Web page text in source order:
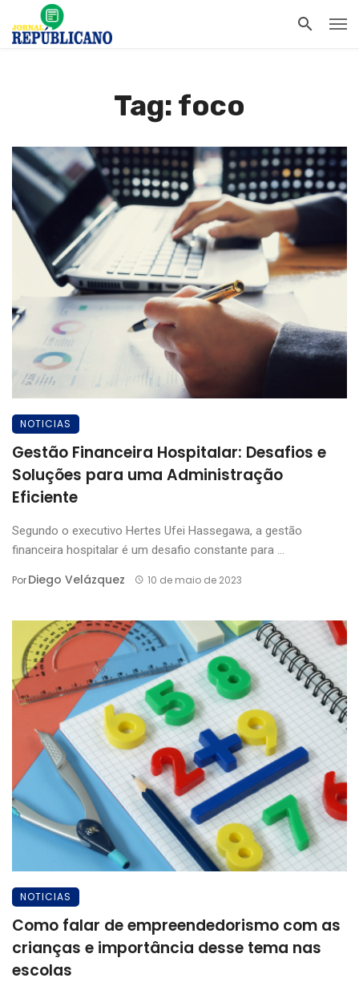
Tag: foco
NOTICIAS
Gestão Financeira Hospitalar: Desafios e
Soluções para uma Administração
Eficiente
Segundo o executivo Hertes Ufei Hassegawa, a gestão
financeira hospitalar é um desafio constante para ...
PorDiego Velázquez 10 de maio de 2023
NOTICIAS
Como falar de empreendedorismo com as
crianças e importância desse tema nas
escolas